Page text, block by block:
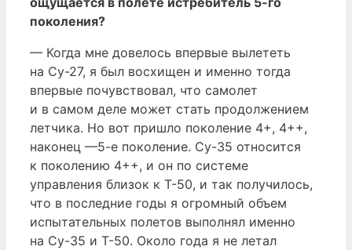
поколения?
— Когда мне довелось впервые вылететь
на Су-27, я был восхищен и именно тогда
впервые почувствовал, что самолет
и в самом деле может стать продолжением
летчика. Но вот пришло поколение 4+, 4++,
наконец —5-е поколение. Су-35 относится
к поколению 4++, и он по системе
управления близок к Т-50, и так получилось,
что в последние годы я огромный объем
испытательных полетов выполнял именно
на Су-35 и Т-50. Около года я не летал